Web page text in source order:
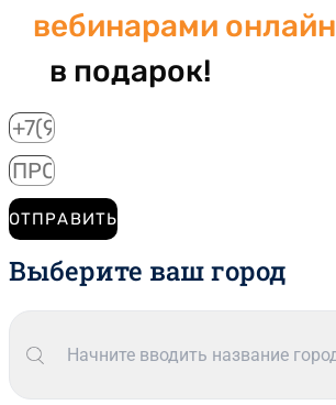
вебинарами онлайн
в подарок!
ОТПРАВИТЬ
Выберите ваш город